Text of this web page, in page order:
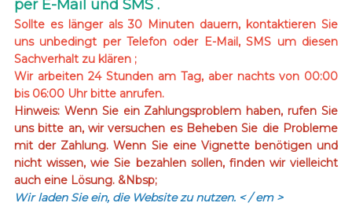
per E-Mail und SMS .
Sollte es länger als 30 Minuten dauern, kontaktieren Sie
uns unbedingt per Telefon oder E-Mail, SMS um diesen
Sachverhalt zu klären ;
Wir arbeiten 24 Stunden am Tag, aber nachts von 00:00
bis 06:00 Uhr bitte anrufen.
Hinweis: Wenn Sie ein Zahlungsproblem haben, rufen Sie
uns bitte an, wir versuchen es Beheben Sie die Probleme
mit der Zahlung. Wenn Sie eine Vignette benötigen und
nicht wissen, wie Sie bezahlen sollen, finden wir vielleicht
auch eine Lösung. &Nbsp;
Wir laden Sie ein, die Website zu nutzen. < / em >